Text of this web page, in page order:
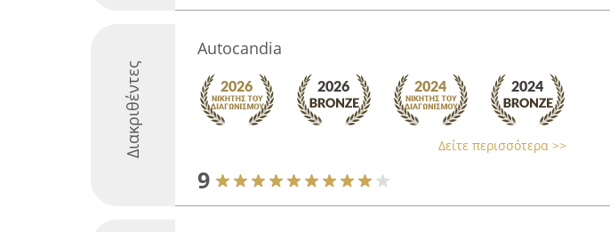
Διακριθέντες
Autocandia
Δείτε περισσότερα >>
9